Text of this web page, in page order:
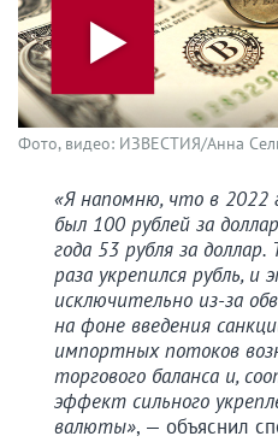
Фото, видео: ИЗВЕСТИЯ/Анна
«Я напомню, что в 2022
был 100 рублей за
года 53 рубля за
раза укрепился рубль, и
исключительно из-за
на фоне введения
импортных потоков
торгового баланса и,
эффект сильного
валюты», — объяснил